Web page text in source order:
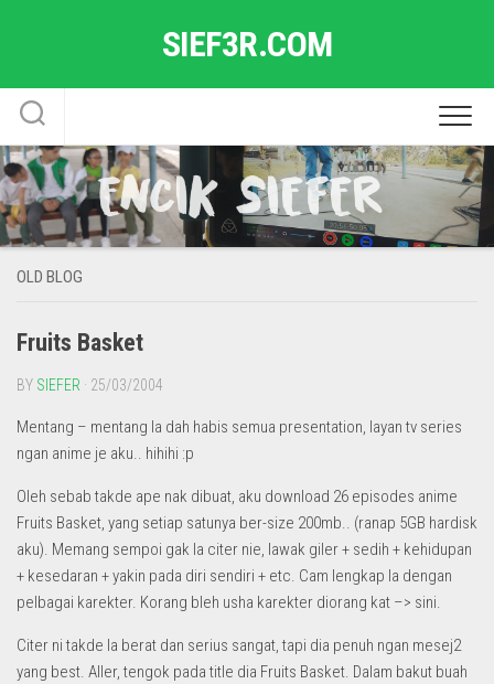
SIEF3R.COM
OLD BLOG
Fruits Basket
BY SIEFER · 25/03/2004
Mentang – mentang la dah habis semua presentation, layan tv series
ngan anime je aku.. hihihi :p
Oleh sebab takde ape nak dibuat, aku download 26 episodes anime
Fruits Basket, yang setiap satunya ber-size 200mb.. (ranap 5GB hardisk
aku). Memang sempoi gak la citer nie, lawak giler + sedih + kehidupan
+ kesedaran + yakin pada diri sendiri + etc. Cam lengkap la dengan
pelbagai karekter. Korang bleh usha karekter diorang kat –> sini.
Citer ni takde la berat dan serius sangat, tapi dia penuh ngan mesej2
yang best. Aller, tengok pada title dia Fruits Basket. Dalam bakut buah